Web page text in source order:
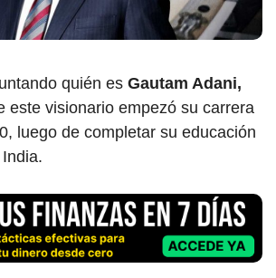
quién es Gautam Adani,
este visionario empezó su carrera
luego de completar su educación